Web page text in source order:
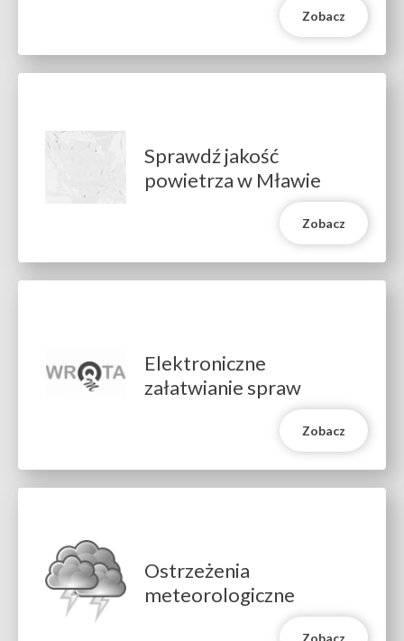
Zobacz
Sprawdź jakość
powietrza w Mławie
Zobacz
open
Elektroniczne
załatwianie spraw
Zobacz
Will
open
in
new
window
Ostrzeżenia
meteorologiczne
Zobacz